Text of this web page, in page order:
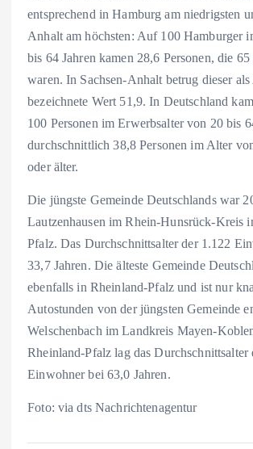
entsprechend in Hamburg am niedrigsten
Anhalt am höchsten: Auf 100 Hamburger
bis 64 Jahren kamen 28,6 Personen, die 65
waren. In Sachsen-Anhalt betrug dieser
bezeichnete Wert 51,9. In Deutschland
100 Personen im Erwerbsalter von 20 bis
durchschnittlich 38,8 Personen im Alter
oder älter.
Die jüngste Gemeinde Deutschlands war
Lautzenhausen im Rhein-Hunsrück-Kreis
Pfalz. Das Durchschnittsalter der 1.122
33,7 Jahren. Die älteste Gemeinde
ebenfalls in Rheinland-Pfalz und ist nur
Autostunden von der jüngsten Gemeinde
Welschenbach im Landkreis Mayen-
Rheinland-Pfalz lag das Durchschnittsalter
Einwohner bei 63,0 Jahren.
Foto: via dts Nachrichtenagentur